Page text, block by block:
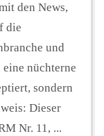
den News,
die
und
nüchterne
sondern
Dieser
Nr. 11, ...